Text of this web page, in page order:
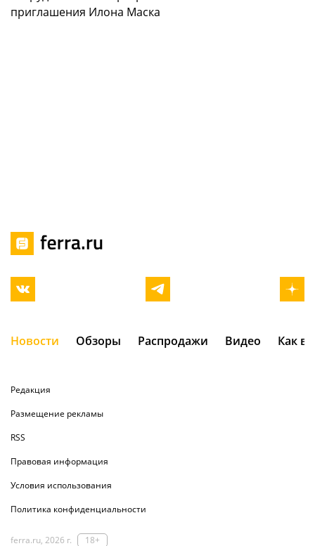
приглашения Илона Маска
Новости Обзоры Распродажи Видео Как
Редакция
Размещение рекламы
RSS
Правовая информация
Условия использования
Политика конфиденциальности
ferra.ru, 2026 г. 18+